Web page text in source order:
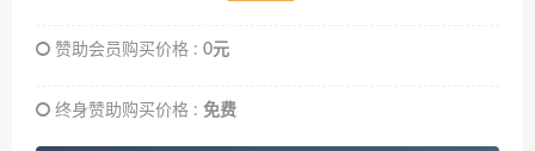
赞助会员购买价格 : 0元
终身赞助购买价格 : 免费